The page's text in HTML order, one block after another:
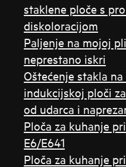
staklene ploče s
diskoloracijom
Paljenje na mojoj
neprestano iskri
Oštećenje stakla
indukcijskoj ploči
od udarca i
Ploča za kuhanje
E6/E641
Ploča za kuhanje